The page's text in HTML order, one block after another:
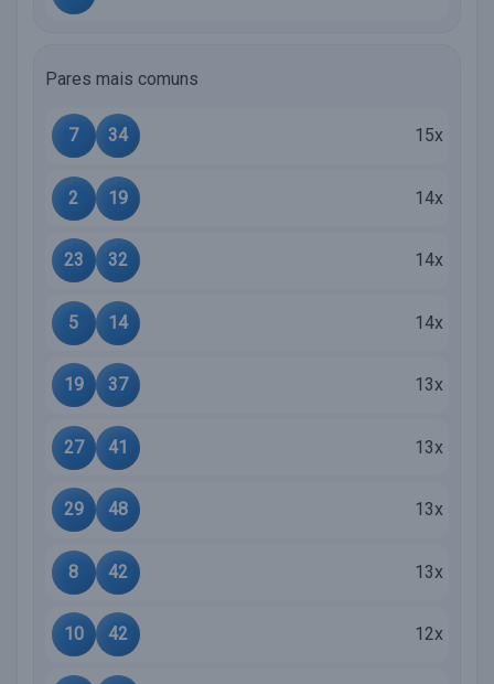
Pares mais comuns
7 34 15x
2 19 14x
23 32 14x
5 14 14x
19 37 13x
27 41 13x
29 48 13x
8 42 13x
10 42 12x